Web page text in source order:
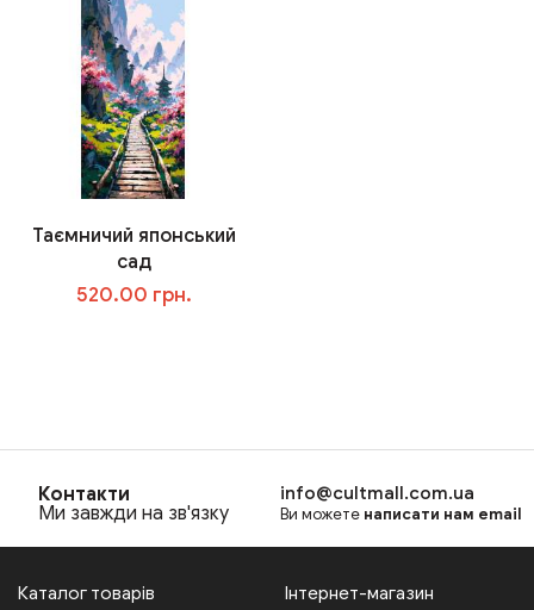
Таємничий японський
сад
520.00 грн.
Контакти
Ми завжди на зв'язку
info@cultmall.com.ua
Ви можете написати нам email
Каталог товарів Інтернет-магазин